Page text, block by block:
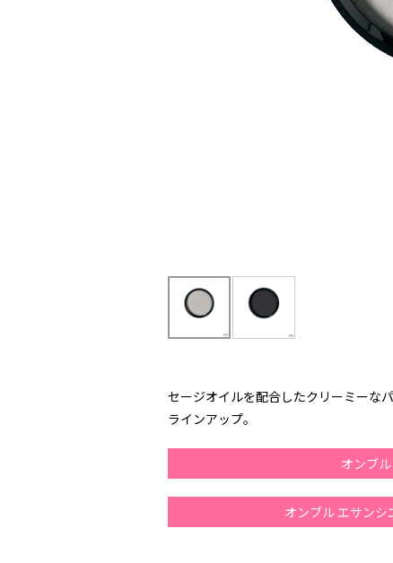
セージオイルを配合したクリーミーな
ラインアップ。
オンブ
オンブル エサン